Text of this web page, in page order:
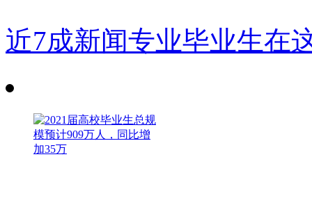
近7成新闻专业毕业生在